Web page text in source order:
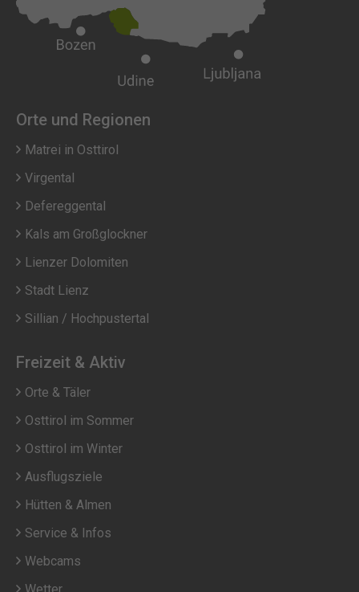
Orte und Regionen
Matrei in Osttirol
Virgental
Defereggental
Kals am Großglockner
Lienzer Dolomiten
Stadt Lienz
Sillian / Hochpustertal
Freizeit & Aktiv
Orte & Täler
Osttirol im Sommer
Osttirol im Winter
Ausflugsziele
Hütten & Almen
Service & Infos
Webcams